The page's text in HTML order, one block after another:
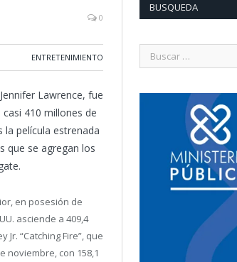
0
ENTRETENIMIENTO
Lawrence, fue
410 millones de
la película estrenada
que se agregan los
en posesión de
asciende a 409,4
“Catching Fire”, que
noviembre, con 158,1
BUSQUEDA